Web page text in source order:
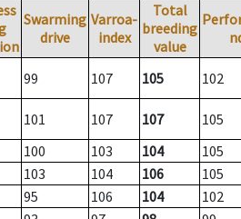
Swarming
drive
Varroa-
index
Total
breeding
value
99 107 105 102
101 107 107
105
100 103 104
105
103 104 106
105
95 106 104
102